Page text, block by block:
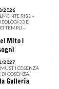
2026
RISO -
E
TEMPLI -
Mito I
2027
I COSENZA
COSENZA
Galleria